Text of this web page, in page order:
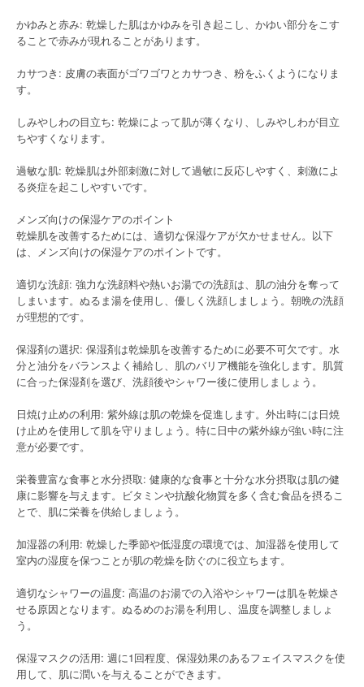
かゆみと赤み: 乾燥した肌はかゆみを引き起こし、かゆい部分をこす
ることで赤みが現れることがあります。
カサつき: 皮膚の表面がゴワゴワとカサつき、粉をふくようになりま
す。
しみやしわの目立ち: 乾燥によって肌が薄くなり、しみやしわが目立
ちやすくなります。
過敏な肌: 乾燥肌は外部刺激に対して過敏に反応しやすく、刺激によ
る炎症を起こしやすいです。
メンズ向けの保湿ケアのポイント
乾燥肌を改善するためには、適切な保湿ケアが欠かせません。以下
は、メンズ向けの保湿ケアのポイントです。
適切な洗顔: 強力な洗顔料や熱いお湯での洗顔は、肌の油分を奪って
しまいます。ぬるま湯を使用し、優しく洗顔しましょう。朝晩の洗顔
が理想的です。
保湿剤の選択: 保湿剤は乾燥肌を改善するために必要不可欠です。水
分と油分をバランスよく補給し、肌のバリア機能を強化します。肌質
に合った保湿剤を選び、洗顔後やシャワー後に使用しましょう。
日焼け止めの利用: 紫外線は肌の乾燥を促進します。外出時には日焼
け止めを使用して肌を守りましょう。特に日中の紫外線が強い時に注
意が必要です。
栄養豊富な食事と水分摂取: 健康的な食事と十分な水分摂取は肌の健
康に影響を与えます。ビタミンや抗酸化物質を多く含む食品を摂るこ
とで、肌に栄養を供給しましょう。
加湿器の利用: 乾燥した季節や低湿度の環境では、加湿器を使用して
室内の湿度を保つことが肌の乾燥を防ぐのに役立ちます。
適切なシャワーの温度: 高温のお湯での入浴やシャワーは肌を乾燥さ
せる原因となります。ぬるめのお湯を利用し、温度を調整しましょ
う。
保湿マスクの活用: 週に1回程度、保湿効果のあるフェイスマスクを使
用して、肌に潤いを与えることができます。